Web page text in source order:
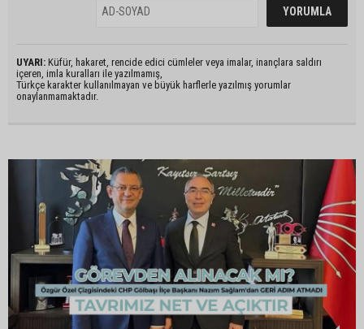
UYARI: Küfür, hakaret, rencide edici cümleler veya imalar, inançlara saldırı
içeren, imla kuralları ile yazılmamış,
Türkçe karakter kullanılmayan ve büyük harflerle yazılmış yorumlar
onaylanmamaktadır.